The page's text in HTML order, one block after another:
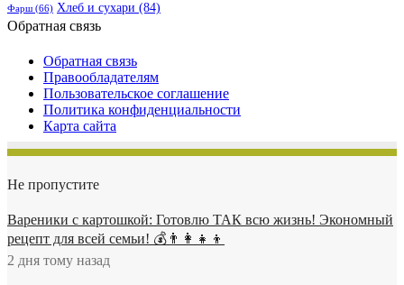
Фарш(66) Хлеб и сухари (84)
Обратная связь
Обратная связь
Правообладателям
Пользовательское соглашение
Политика конфиденциальности
Карта сайта
Не пропустите
Вареники с картошкой: Готовлю ТАК всю жизнь! Экономный
рецепт для всей семьи! 💰👨👩👧👦
2 дня тому назад